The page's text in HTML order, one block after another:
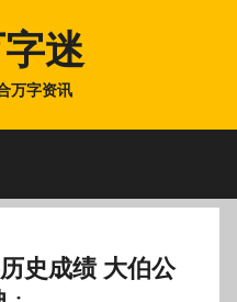
迷
万字资讯
史成绩 大伯公